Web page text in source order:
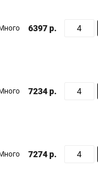
Много 6397 р.
Много 7234 р.
Много 7274 р.